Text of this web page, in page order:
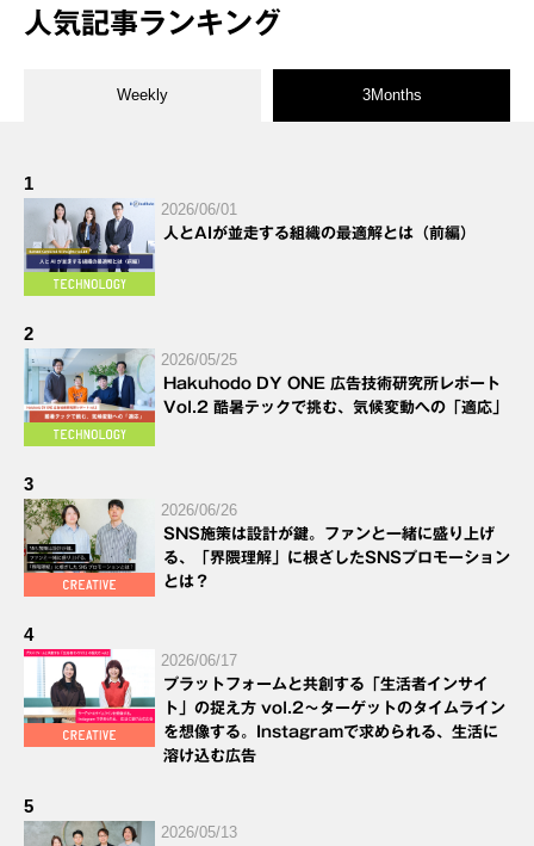
人気記事ランキング
Weekly 3Months
1
2026/06/01
人とAIが並走する組織の最適解とは（前編）
2
2026/05/25
Hakuhodo DY ONE 広告技術研究所レポート
Vol.2 酷暑テックで挑む、気候変動への「適応」
3
2026/06/26
SNS施策は設計が鍵。ファンと一緒に盛り上げ
る、「界隈理解」に根ざしたSNSプロモーション
とは？
4
2026/06/17
プラットフォームと共創する「生活者インサイ
ト」の捉え方 vol.2～ターゲットのタイムライン
を想像する。Instagramで求められる、生活に
溶け込む広告
5
2026/05/13